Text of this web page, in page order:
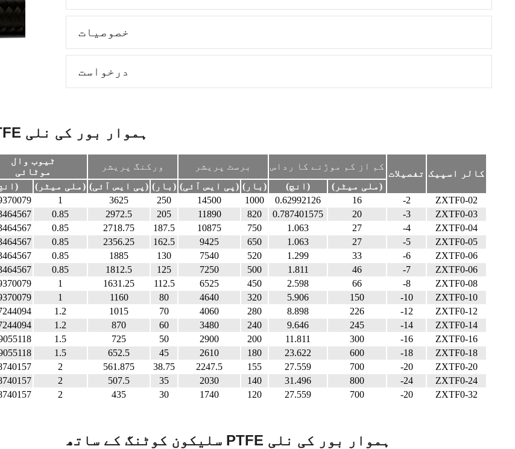
خصوصیات
درخواست
PVC/PU کوٹنگ سیریز اسپیک کے ساتھ PTFE ہموار بور کی نلی
ٹیوب وال
موٹائی
ورکنگ پریشر برسٹ پریشر کم از کم موڑنے کا رداس
تفصیلات کالر اسپیک
(انچ) (ملی میٹر) (پی ایس آئی) (بار) (پی ایس آئی) (بار) (انچ)
(ملی میٹر)
1 3625 250 14500 1000 0.62992126 16 -2
ZXTF0-02
0.85 2972.5 205 11890 820 0.787401575 20 -3
ZXTF0-03
0.85 2718.75 187.5 10875 750 1.063 27 -4
ZXTF0-04
0.85 2356.25 162.5 9425 650 1.063 27 -5
ZXTF0-05
0.85 1885 130 7540 520 1.299 33 -6
ZXTF0-06
0.85 1812.5 125 7250 500 1.811 46 -7
ZXTF0-06
1 1631.25 112.5 6525 450 2.598 66 -8
ZXTF0-08
1 1160 80 4640 320 5.906 150 -10
ZXTF0-10
1.2 1015 70 4060 280 8.898 226 -12
ZXTF0-12
1.2 870 60 3480 240 9.646 245 -14
ZXTF0-14
1.5 725 50 2900 200 11.811 300 -16
ZXTF0-16
1.5 652.5 45 2610 180 23.622 600 -18
ZXTF0-18
2 561.875 38.75 2247.5 155 27.559 700 -20
ZXTF0-20
2 507.5 35 2030 140 31.496 800 -24
ZXTF0-24
2 435 30 1740 120 27.559 700 -20 ZXTF0-32
سلیکون کوٹنگ کے ساتھ PTFE ہموار بور کی نلی